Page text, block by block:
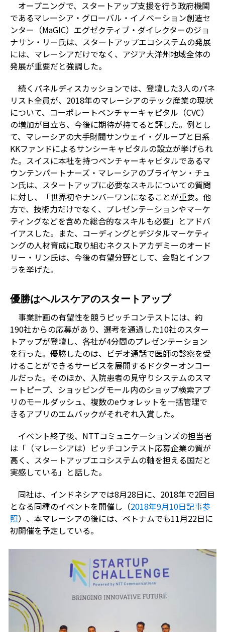
オープニングで、スタートアップ支援を行う政府機関
であるマレーシア・グローバル・イノベーション創造セ
ンター（MaGIC）エグゼクティブ・ダイレクターのジョ
ナサン・リー氏は、スタートアップエコシステムの発展
には、マレーシアだけでなく、アジア大洋州地域全体の
発展が重要だと強調した。
続くパネルディスカッションでは、登壇した3人のパネ
リスト全員が、2018年のマレーシアのテック産業の現状
について、コーポレートベンチャーキャピタル（CVC）
の増加が目立ち、今後に期待が持てると評した。例とし
て、マレーシアの大手財閥サンウェイ・グループと日系
KKファンドによるサンシーキャピタルの設立が挙げられ
た。スイスに本社を持つベンチャーキャピタルであるマ
ウンテンパートナーズ・マレーシアのブライヤン・チュ
ン氏は、スタートアップに必要なスキルについての質問
に対し、「世界初やナンバーワンになることが重要。他
方で、技術力だけでなく、プレゼンテーションやマーケ
ティングなどを含めた総合的なスキルも必要」とアドバ
イアスした。また、コーディングとデジタルマーケティ
ングの人材育成に取り組むネクストアカデミーのオード
リー・リン氏は、今後の有望分野として、金融とインフ
ラを挙げた。
優勝はヘルスケアのスタートアップ
事業計画の有望性を競うピッチコンテストには、約
190社からの応募があり、選考を通過した10社のスター
トアップが登壇し、各社が4分間のプレゼンテーション
を行った。優勝したのは、ビデオ通話で医師の診察を受
けることができるサービスを展開するドクターオンコー
ルだった。そのほか、入院患者の見守りシステムのスマ
ートピープ、ショッピングモール内のショップ検索アプ
リのモールダッシュ、複数のeウォレットを一括管理で
きるアプリのエムバックがそれぞれ入賞した。
イベント終了後、NTTコミュニケーションズの担当者
は「（マレーシアは）ピッチコンテスト応募企業の質が
高く、スタートアップエコシステムの軸を担える国だと
実感している」と話した。
同社は、インドネシアでは8月28日に、2018年で2回目
となる同種のイベントを開催し（2018年9月10日記事参
照）、本マレーシアの後には、ベトナムでも11月22日に
初開催を予定している。